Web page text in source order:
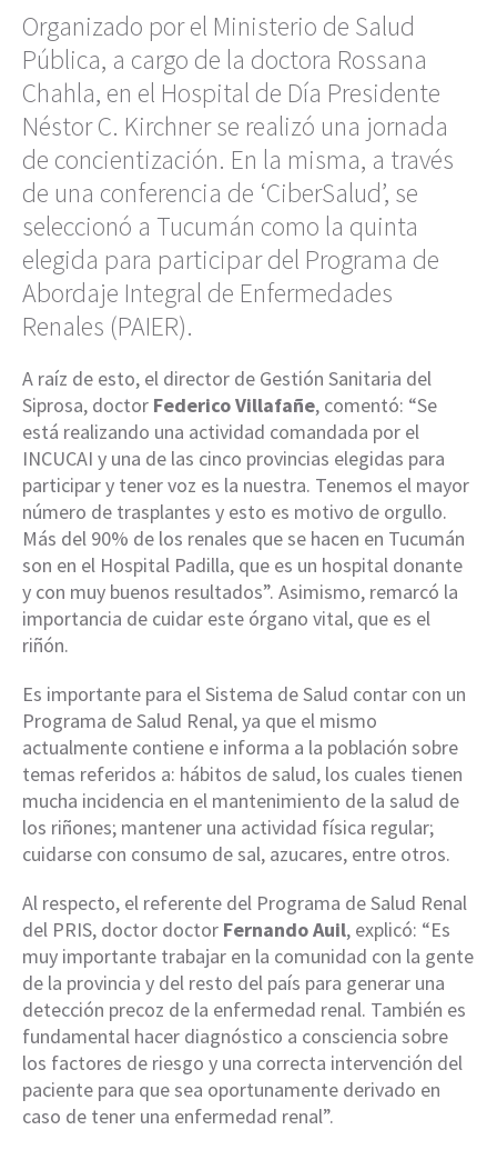
Organizado por el Ministerio de Salud
Pública, a cargo de la doctora Rossana
Chahla, en el Hospital de Día Presidente
Néstor C. Kirchner se realizó una jornada
de concientización. En la misma, a través
de una conferencia de ‘CiberSalud’, se
seleccionó a Tucumán como la quinta
elegida para participar del Programa de
Abordaje Integral de Enfermedades
Renales (PAIER).
A raíz de esto, el director de Gestión Sanitaria del
Siprosa, doctor Federico Villafañe, comentó: “Se
está realizando una actividad comandada por el
INCUCAI y una de las cinco provincias elegidas para
participar y tener voz es la nuestra. Tenemos el mayor
número de trasplantes y esto es motivo de orgullo.
Más del 90% de los renales que se hacen en Tucumán
son en el Hospital Padilla, que es un hospital donante
y con muy buenos resultados”. Asimismo, remarcó la
importancia de cuidar este órgano vital, que es el
riñón.
Es importante para el Sistema de Salud contar con un
Programa de Salud Renal, ya que el mismo
actualmente contiene e informa a la población sobre
temas referidos a: hábitos de salud, los cuales tienen
mucha incidencia en el mantenimiento de la salud de
los riñones; mantener una actividad física regular;
cuidarse con consumo de sal, azucares, entre otros.
Al respecto, el referente del Programa de Salud Renal
del PRIS, doctor doctor Fernando Auil, explicó: “Es
muy importante trabajar en la comunidad con la gente
de la provincia y del resto del país para generar una
detección precoz de la enfermedad renal. También es
fundamental hacer diagnóstico a consciencia sobre
los factores de riesgo y una correcta intervención del
paciente para que sea oportunamente derivado en
caso de tener una enfermedad renal”.